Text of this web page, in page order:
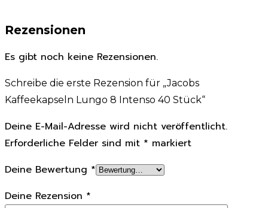
Rezensionen
Es gibt noch keine Rezensionen.
Schreibe die erste Rezension für „Jacobs
Kaffeekapseln Lungo 8 Intenso 40 Stück“
Deine E-Mail-Adresse wird nicht veröffentlicht.
Erforderliche Felder sind mit * markiert
Deine Bewertung *
Deine Rezension *